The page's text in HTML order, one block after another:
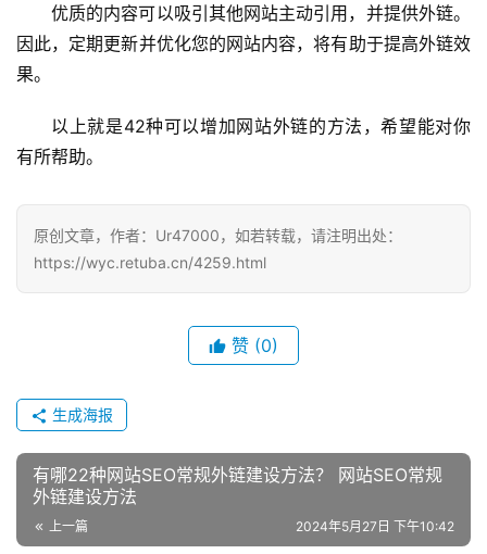
优质的内容可以吸引其他网站主动引用，并提供外链。
因此，定期更新并优化您的网站内容，将有助于提高外链效
果。
以上就是42种可以增加网站外链的方法，希望能对你
有所帮助。
原创文章，作者：Ur47000，如若转载，请注明出处：
https://wyc.retuba.cn/4259.html
赞 (0)
生成海报
有哪22种网站SEO常规外链建设方法？ 网站SEO常规
外链建设方法
上一篇 2024年5月27日 下午10:42